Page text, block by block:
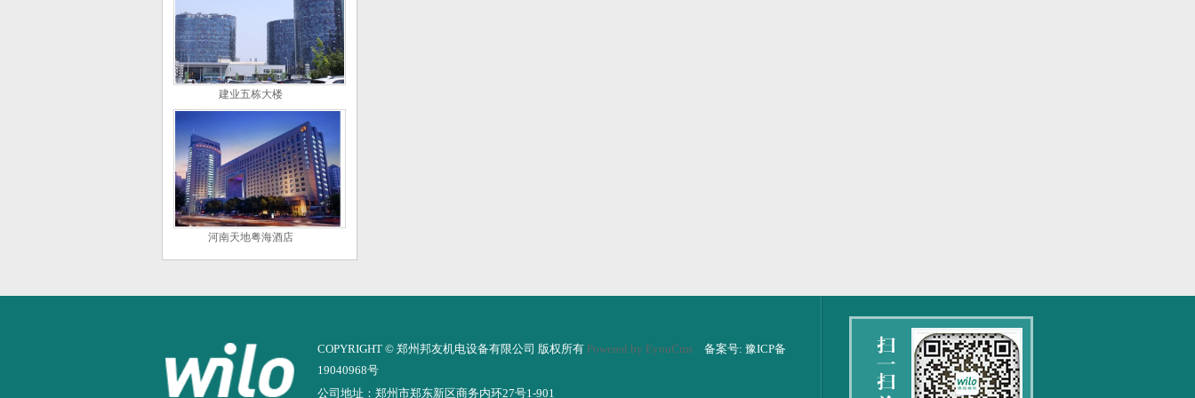
建业五栋大楼
河南天地粤海酒店
COPYRIGHT © 郑州邦友机电设备有限公司 版权所有 Powered by EyouCms
备案号: 豫ICP备
19040968号
公司地址：郑州市郑东新区商务内环27号1-901